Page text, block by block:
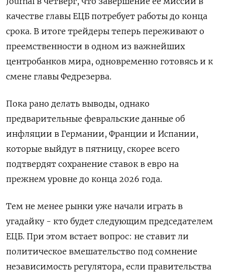
качестве главы ЕЦБ потребует работы до конца
срока. В итоге трейдеры ‌теперь переживают о
преемственности в одном из важнейших
центробанков мира, одновременно готовясь и к
смене главы Федрезерва.
Пока рано делать выводы, однако
предварительные февральские данные об
инфляции в Германии, ‌Франции и Испании,
которые выйдут в пятницу, скорее всего
подтвердят сохранение ставок в евро на
прежнем уровне до конца 2026 года.
Тем не менее рынки уже начали играть в
угадайку - кто ​будет следующим председателем
ЕЦБ. При этом встает вопрос: не ставит ли
политическое вмешательство под сомнение
независимость регулятора, если правительства